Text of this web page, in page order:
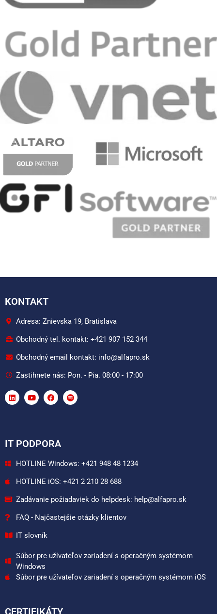
KONTAKT
Adresa: Znievska 19, Bratislava
Obchodný tel. kontakt: +421 907 152 344
Obchodný email kontakt: info@alfapro.sk
Zastihnete nás: Pon. - Pia. 08:00 - 17:00
IT PODPORA
HOTLINE Windows: +421 948 48 1234
HOTLINE iOS: +421 2 210 28 688
Zadávanie požiadaviek do helpdesk: help@alfapro.sk
FAQ - Najčastejšie otázky klientov
IT slovník
Súbor pre užívateľov zariadení s operačným systémom
Windows
Súbor pre užívateľov zariadení s operačným systémom iOS